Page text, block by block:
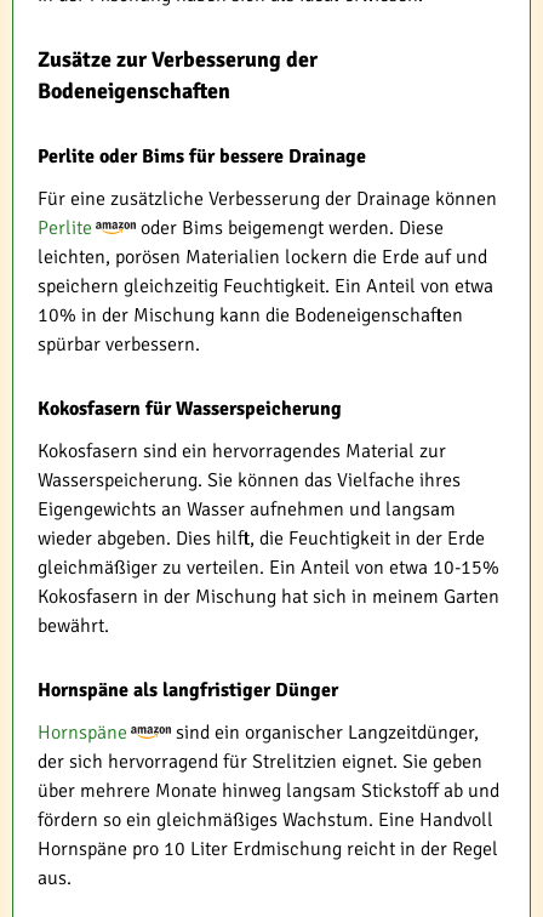
Zusätze zur Verbesserung der
Bodeneigenschaften
Perlite oder Bims für bessere Drainage
Für eine zusätzliche Verbesserung der Drainage können
Perlite
oder Bims beigemengt werden. Diese
leichten, porösen Materialien lockern die Erde auf und
speichern gleichzeitig Feuchtigkeit. Ein Anteil von etwa
10% in der Mischung kann die Bodeneigenschaften
spürbar verbessern.
Kokosfasern für Wasserspeicherung
Kokosfasern sind ein hervorragendes Material zur
Wasserspeicherung. Sie können das Vielfache ihres
Eigengewichts an Wasser aufnehmen und langsam
wieder abgeben. Dies hilft, die Feuchtigkeit in der Erde
gleichmäßiger zu verteilen. Ein Anteil von etwa 10-15%
Kokosfasern in der Mischung hat sich in meinem Garten
bewährt.
Hornspäne als langfristiger Dünger
Hornspäne
sind ein organischer Langzeitdünger,
der sich hervorragend für Strelitzien eignet. Sie geben
über mehrere Monate hinweg langsam Stickstoff ab und
fördern so ein gleichmäßiges Wachstum. Eine Handvoll
Hornspäne pro 10 Liter Erdmischung reicht in der Regel
aus.